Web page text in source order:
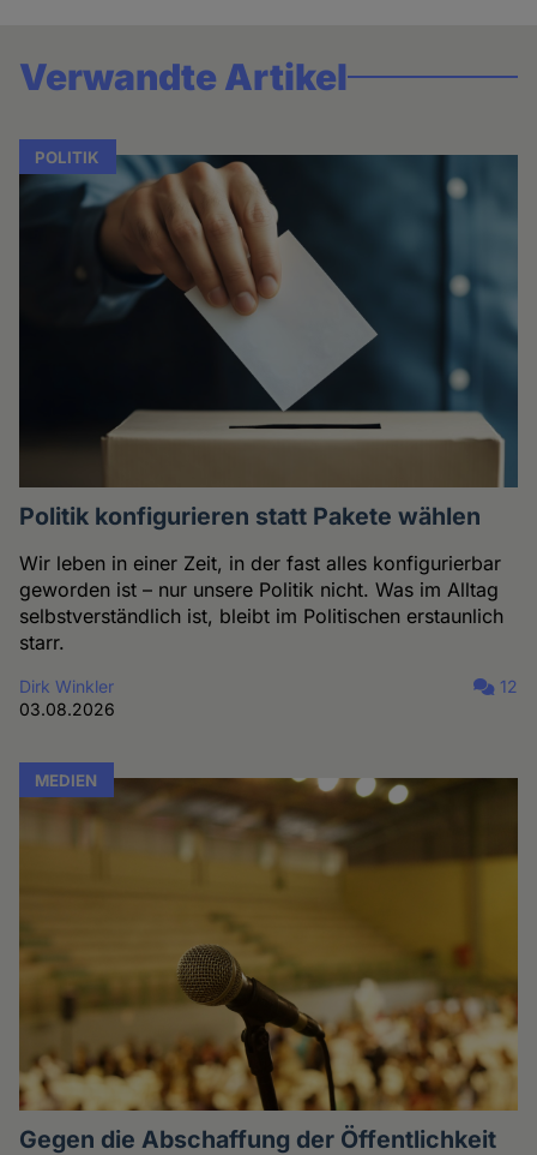
Verwandte Artikel
POLITIK
Politik konfigurieren statt Pakete wählen
Wir leben in einer Zeit, in der fast alles konfigurierbar
geworden ist – nur unsere Politik nicht. Was im Alltag
selbstverständlich ist, bleibt im Politischen erstaunlich
starr.
Dirk Winkler
03.08.2026
12
MEDIEN
Gegen die Abschaffung der Öffentlichkeit